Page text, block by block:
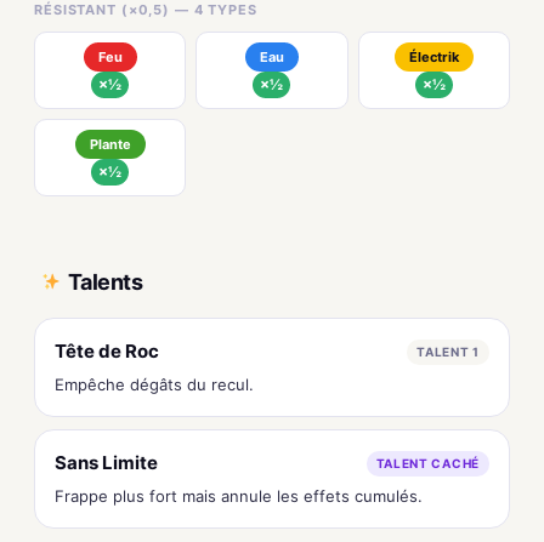
RÉSISTANT (×0,5) — 4 TYPES
Feu
×½
Eau
×½
Électrik
×½
Plante
×½
Talents
Tête de Roc TALENT 1
Empêche dégâts du recul.
Sans Limite TALENT CACHÉ
Frappe plus fort mais annule les effets cumulés.